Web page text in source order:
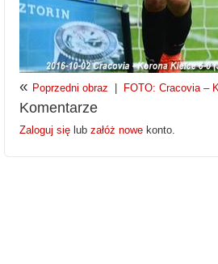
« Poprzedni obraz FOTO: Cracovia –
Komentarze
Zaloguj się lub załóż nowe konto.